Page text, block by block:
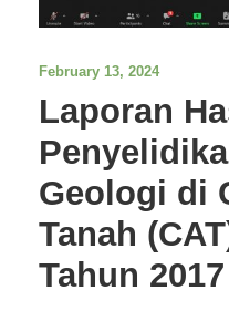
February 13, 2024
Laporan
Geologi di
Tanah
Tahun 2017